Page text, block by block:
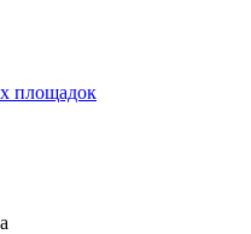
площадок